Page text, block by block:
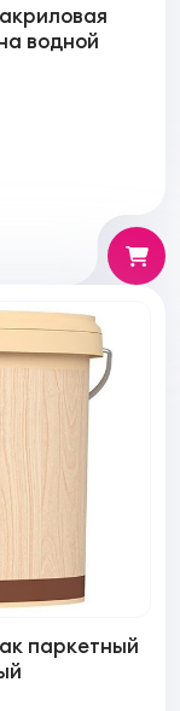
водной
паркетный